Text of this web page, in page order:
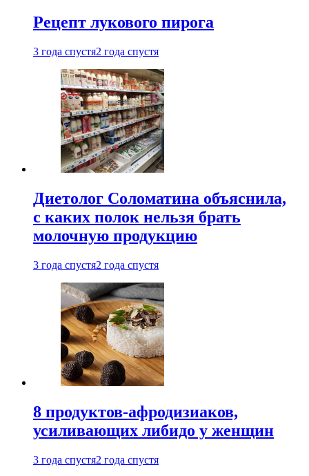
Рецепт лукового пирога
3 года спустя2 года спустя
Диетолог Соломатина объяснила,
с каких полок нельзя брать
молочную продукцию
3 года спустя2 года спустя
8 продуктов-афродизиаков,
усиливающих либидо у женщин
3 года спустя2 года спустя